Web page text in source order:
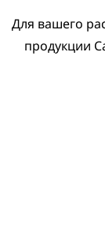
Для вашего
продукции